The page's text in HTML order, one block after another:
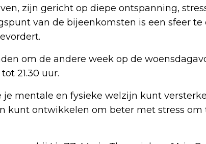
zijn gericht op diepe ontspanning,
van de bijeenkomsten is een sfeer te
om de andere week op de
21.30 uur.
je mentale en fysieke welzijn kunt
kunt ontwikkelen om beter met stress om